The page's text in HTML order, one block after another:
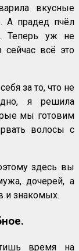
вкусные
А прадед пчёл
Теперь уж не
всё это
за то, что не
я решила
мы готовим
волосы с
здесь вы
дочерей, а
и знакомых.
время на